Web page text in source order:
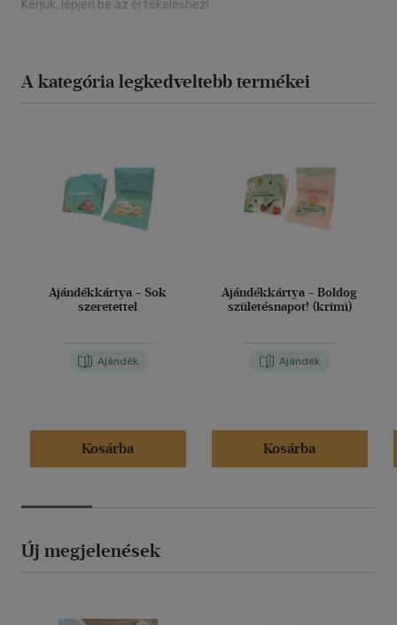
Kérjük, lépjen be az értékeléshez!
A kategória legkedveltebb termékei
Ajándékkártya - Sok
szeretettel
Ajándék
Kosárba
Ajándékkártya - Boldog
születésnapot! (krimi)
Ajándék
Kosárba
Új megjelenések